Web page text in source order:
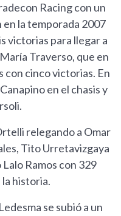
Racing con un
en la temporada 2007
victorias para llegar a
Traverso, que en
con cinco victorias. En
en el chasis y
relegando a Omar
Tito Urretavizgaya
Ramos con 329
historia.
se subió a un